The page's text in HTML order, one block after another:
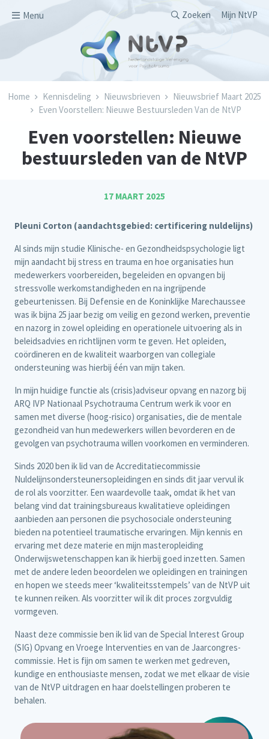
Menu
Secondary
Zoeken Mijn NtVP
Kruimelpad
Home Kennisdeling Nieuwsbrieven
Nieuwsbrief Maart 2025
Even Voorstellen: Nieuwe Bestuursleden Van de NtVP
Even voorstellen: Nieuwe
bestuursleden van de NtVP
17 MAART 2025
Pleuni Corton (aandachtsgebied: certificering nuldelijns)
Al sinds mijn studie Klinische- en Gezondheidspsychologie ligt
mijn aandacht bij stress en trauma en hoe organisaties hun
medewerkers voorbereiden, begeleiden en opvangen bij
stressvolle werkomstandigheden en na ingrijpende
gebeurtenissen. Bij Defensie en de Koninklijke Marechaussee
was ik bijna 25 jaar bezig om veilig en gezond werken, preventie
en nazorg in zowel opleiding en operationele uitvoering als in
beleidsadvies en richtlijnen vorm te geven. Het opleiden,
coördineren en de kwaliteit waarborgen van collegiale
ondersteuning was hierbij één van mijn taken.
In mijn huidige functie als (crisis)adviseur opvang en nazorg bij
ARQ IVP Nationaal Psychotrauma Centrum werk ik voor en
samen met diverse (hoog-risico) organisaties, die de mentale
gezondheid van hun medewerkers willen bevorderen en de
gevolgen van psychotrauma willen voorkomen en verminderen.
Sinds 2020 ben ik lid van de Accreditatiecommissie
Nuldelijnsondersteunersopleidingen en sinds dit jaar vervul ik
de rol als voorzitter. Een waardevolle taak, omdat ik het van
belang vind dat trainingsbureaus kwalitatieve opleidingen
aanbieden aan personen die psychosociale ondersteuning
bieden na potentieel traumatische ervaringen. Mijn kennis en
ervaring met deze materie en mijn masteropleiding
Onderwijswetenschappen kan ik hierbij goed inzetten. Samen
met de andere leden beoordelen we opleidingen en trainingen
en hopen we steeds meer ‘kwaliteitsstempels’ van de NtVP uit
te kunnen reiken. Als voorzitter wil ik dit proces zorgvuldig
vormgeven.
Naast deze commissie ben ik lid van de Special Interest Group
(SIG) Opvang en Vroege Interventies en van de Jaarcongres-
commissie. Het is fijn om samen te werken met gedreven,
kundige en enthousiaste mensen, zodat we met elkaar de visie
van de NtVP uitdragen en haar doelstellingen proberen te
behalen.